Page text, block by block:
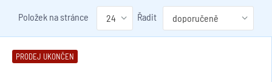
Položek na stránce Řadit
PRODEJ UKONČEN